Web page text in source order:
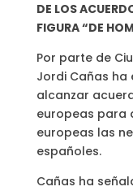
DE LOS
FIGURA “DE
Por parte de
Jordi Cañas
alcanzar
europeas para
europeas las
españoles.
Cañas ha